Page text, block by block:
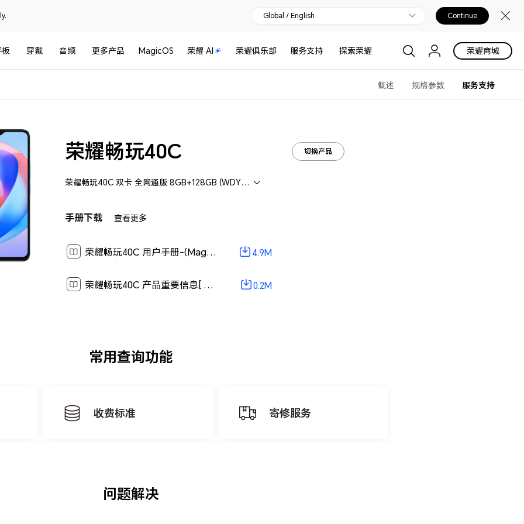
Global / English Continue
穿戴 音频 更多产品 MagicOS 荣耀 AI 荣耀俱乐部 服务支持 探索荣耀 荣耀商城
概述 规格参数 服务支持
荣耀畅玩40C
荣耀畅玩40C 双卡 全网通版 8GB+128GB (WDY-AN00)
手册下载 查看更多
荣耀畅玩40C 用户手册-(MagicOS 7.1_01,zh-cn)[ 4.9M ] 4.9M
荣耀畅玩40C 产品重要信息[ 0.2M ] 0.2M
切换产品
常用查询功能
收费标准 寄修服务
问题解决